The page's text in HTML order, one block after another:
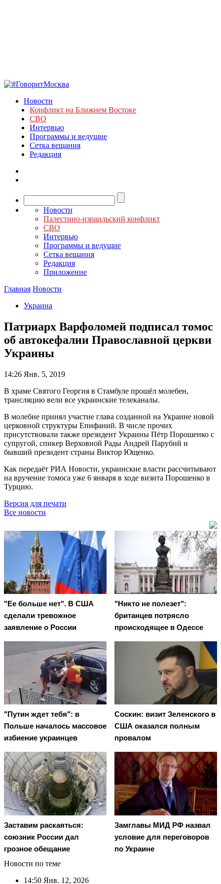
Новости
Конфликт на Ближнем Востоке
СВО
Интервью
Программы и ведущие
Сетка вещания
Редакция
Новости
Палестино-израильский конфликт
СВО
Интервью
Программы и ведущие
Сетка вещания
Редакция
Приложение
Главная Новости
Украина
Патриарх Варфоломей подписал томос
об автокефалии Православной церкви
Украины
14:26 Янв. 5, 2019
В храме Святого Георгия в Стамбуле прошёл молебен,
трансляцию вели все украинские телеканалы.
В молебне принял участие глава созданной на Украине новой
церковной структуры Епифаний. В числе прочих
присутствовали также президент Украины Пётр Порошенко с
супругой, спикер Верховной Рады Андрей Парубий и
бывший президент страны Виктор Ющенко.
Как передаёт РИА Новости, украинские власти рассчитывают
на вручение томоса уже 6 января в ходе визита Порошенко в
Турцию.
Версия для печати
Все новости
"Ее больше нет". В США
сделали тревожное
заявление о России
"Никто не полезет":
британцев потрясло
происходящее в Одессе
"Путин ждет тебя": в
Польше началось массовое
избиение украинцев
Соскин: визит Зеленского в
США оказался полным
провалом
Заставим раскаяться:
союзник России дал
грозное обещание
Замглавы МИД РФ назвал
условие для переговоров
по Украине
Новости по теме
14:50 Янв. 12, 2026